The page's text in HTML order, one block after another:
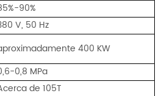
90%
V, 50 Hz
400 KW
0,8 MPa
de 105T